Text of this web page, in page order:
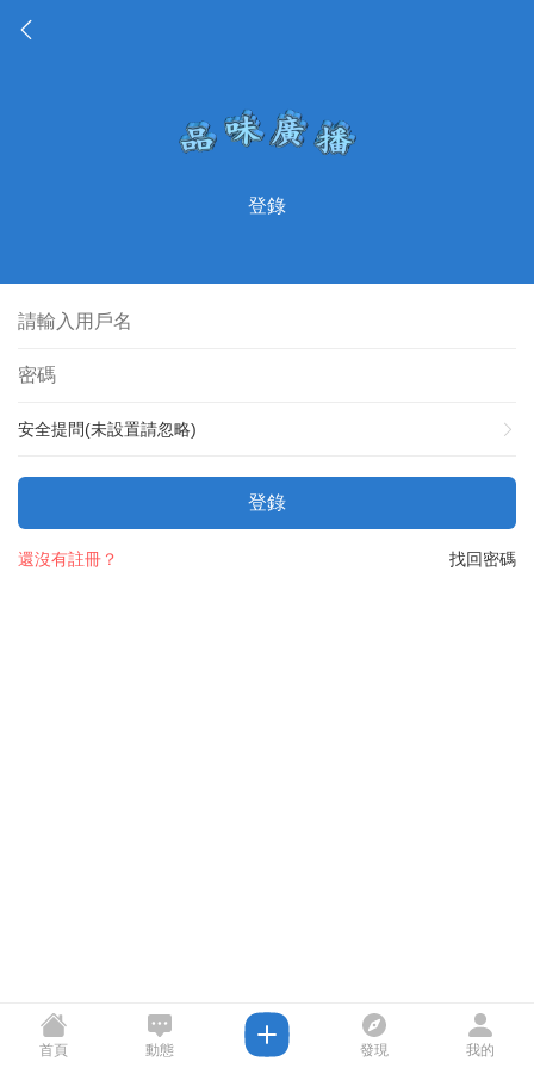
登錄
安全提問(未設置請忽略)
登錄
找回密碼
還沒有註冊？
首頁 動態 發現 我的